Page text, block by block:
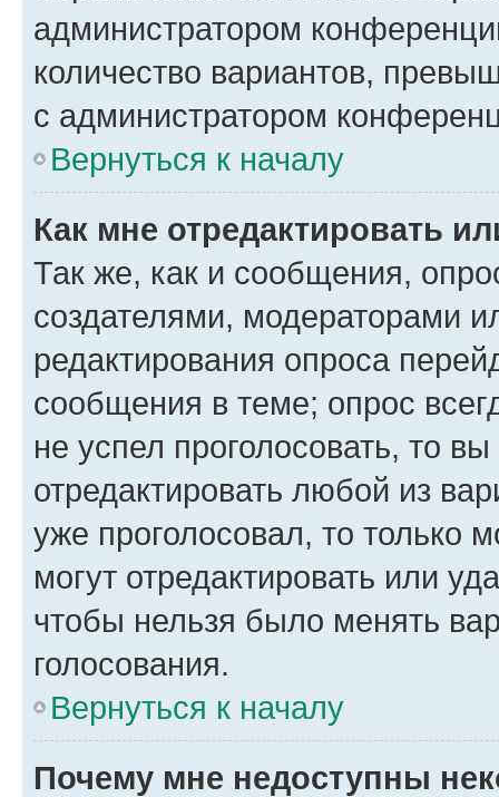
администратором
количество вариантов,
с администратором
Вернуться к началу
Как мне отредактировать
Так же, как и сообщения,
создателями, модераторами
редактирования опроса
сообщения в теме; опрос
не успел проголосовать, то
отредактировать любой из
уже проголосовал, то только
могут отредактировать или
чтобы нельзя было менять
голосования.
Вернуться к началу
Почему мне недоступны